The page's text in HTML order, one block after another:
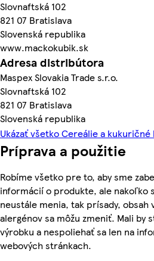
Slovnaftská 102
821 07 Bratislava
Slovenská republika
www.mackokubik.sk
Adresa distribútora
Maspex Slovakia Trade s.r.o.
Slovnaftská 102
821 07 Bratislava
Slovenská republika
Ukázať všetko Cereálie a kukuričné
Príprava a použitie
Robíme všetko pre to, aby sme
informácií o produkte, ale nakoľko
neustále menia, tak prísady, obsah
alergénov sa môžu zmeniť. Mali by
výrobku a nespoliehať sa len na
webových stránkach.